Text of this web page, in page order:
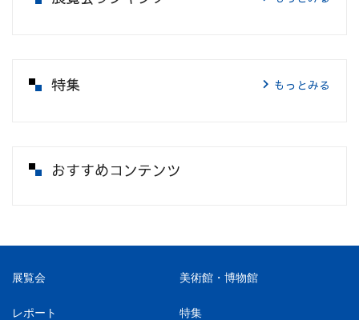
特集 もっとみる
おすすめコンテンツ
展覧会 美術館・博物館
レポート
特集